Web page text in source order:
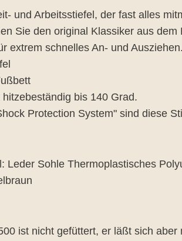
und Arbeitsstiefel, der fast alles
Sie den original Klassiker aus dem
extrem schnelles An- und Ausziehen.
bis 140 Grad.
Protection System" sind diese
Leder Sohle Thermoplastisches
ist nicht gefüttert, er läßt sich